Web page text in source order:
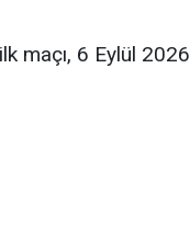
maçı, 6 Eylül